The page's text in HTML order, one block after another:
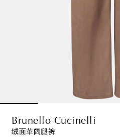
Brunello Cucinelli
绒面革阔腿裤